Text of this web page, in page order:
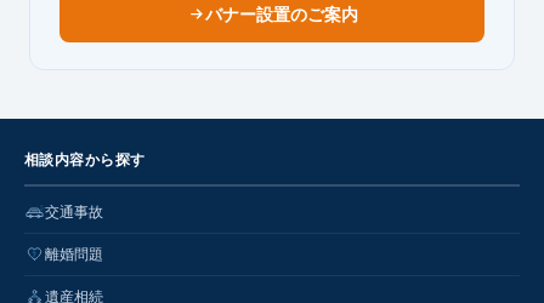
バナー設置のご案内
相談内容から探す
交通事故
離婚問題
遺産相続